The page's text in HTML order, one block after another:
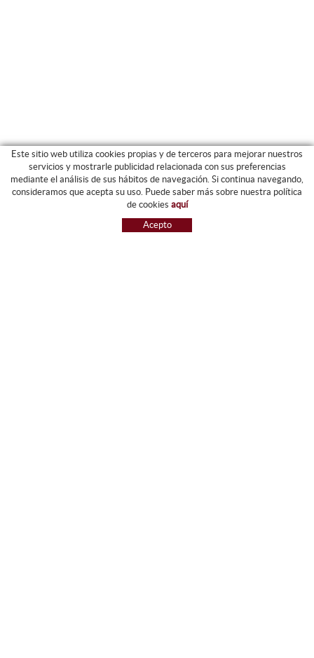
CATEGORIAS
MAQUINARIA
Este sitio web utiliza cookies propias y de terceros para mejorar nuestros
servicios y mostrarle publicidad relacionada con sus preferencias
mediante el análisis de sus hábitos de navegación. Si continua navegando,
consideramos que acepta su uso. Puede saber más sobre nuestra política
de cookies aquí
Acepto